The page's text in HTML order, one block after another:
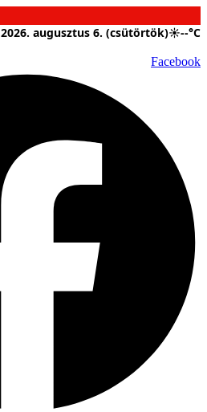
2026. augusztus 6. (csütörtök)☀--°C
Facebook